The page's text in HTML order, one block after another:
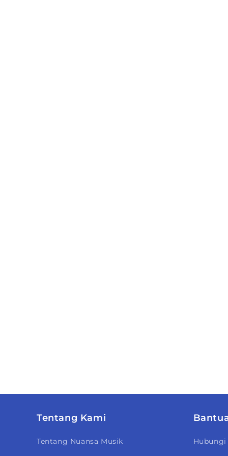
Tentang Kami
Tentang Nuansa Musik
Hubungi